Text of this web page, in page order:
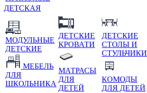
ДЕТСКАЯ
МОДУЛЬНЫЕ
ДЕТСКИЕ
МЕБЕЛЬ
ДЛЯ
ШКОЛЬНИКА
ДЕТСКИЕ
КРОВАТИ
МАТРАСЫ
ДЛЯ
ДЕТЕЙ
ДЕТСКИЕ
СТОЛЫ И
СТУЛЬЧИКИ
КОМОДЫ
ДЛЯ ДЕТЕЙ